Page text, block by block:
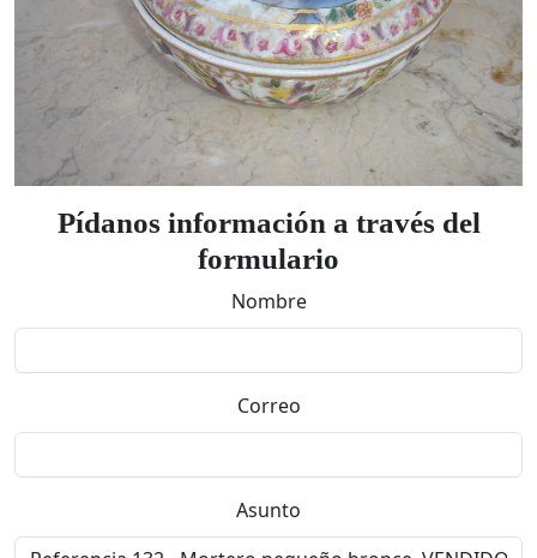
Pídanos información a través del
formulario
Nombre
Correo
Asunto